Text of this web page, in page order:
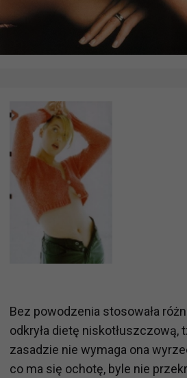
Bez powodzenia stosowała
odkryła dietę niskotłuszczową,
zasadzie nie wymaga ona
co ma się ochotę, byle nie